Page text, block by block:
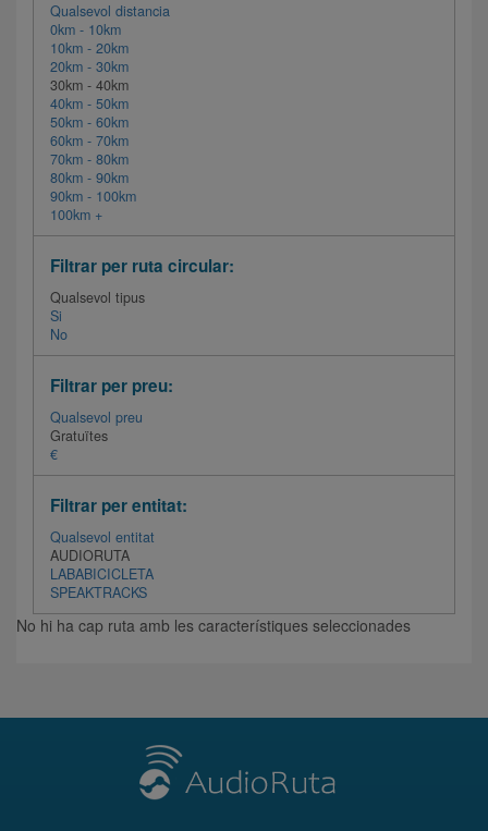
Qualsevol distancia
0km - 10km
10km - 20km
20km - 30km
30km - 40km
40km - 50km
50km - 60km
60km - 70km
70km - 80km
80km - 90km
90km - 100km
100km +
Filtrar per ruta circular:
Qualsevol tipus
Si
No
Filtrar per preu:
Qualsevol preu
Gratuïtes
€
Filtrar per entitat:
Qualsevol entitat
AUDIORUTA
LABABICICLETA
SPEAKTRACKS
No hi ha cap ruta amb les característiques seleccionades